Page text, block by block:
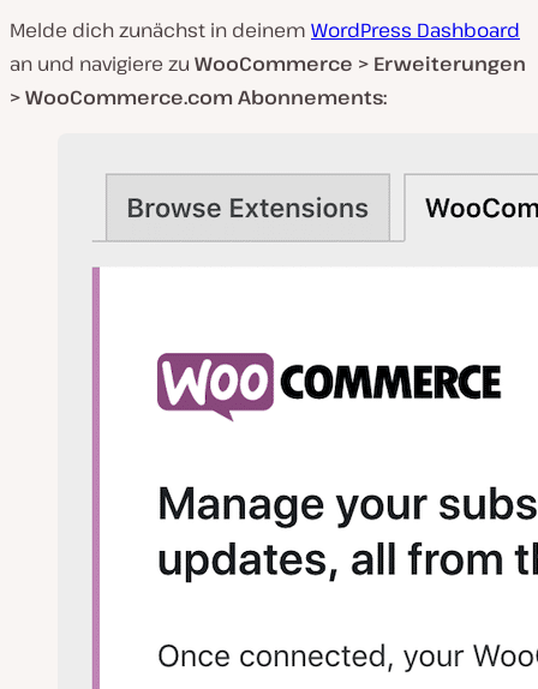
Melde dich zunächst in deinem WordPress Dashboard
an und navigiere zu WooCommerce > Erweiterungen
> WooCommerce.com Abonnements: